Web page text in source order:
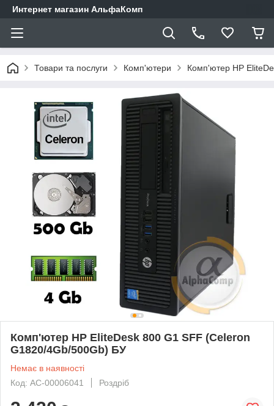
Интернет магазин АльфаКомп
Товари та послуги Комп'ютери Комп'ютер HP
Комп'ютер HP EliteDesk 800 G1 SFF (Celeron
G1820/4Gb/500Gb) БУ
Немає в наявності
Код: AC-00006041
Роздріб